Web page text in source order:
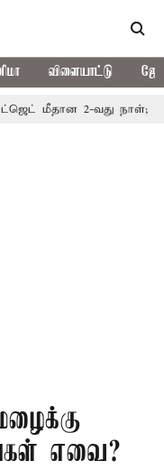
விளையாட்டு
2-வது நாள்; தமிழக
எவை?